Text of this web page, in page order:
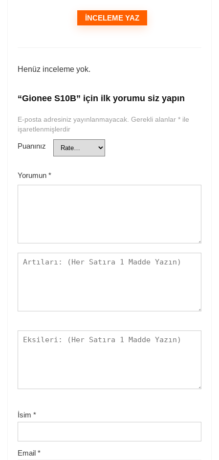
İNCELEME YAZ
Henüz inceleme yok.
“Gionee S10B” için ilk yorumu siz yapın
E-posta adresiniz yayınlanmayacak. Gerekli alanlar * ile
işaretlenmişlerdir
Puanınız
Yorumun *
İsim *
Email *